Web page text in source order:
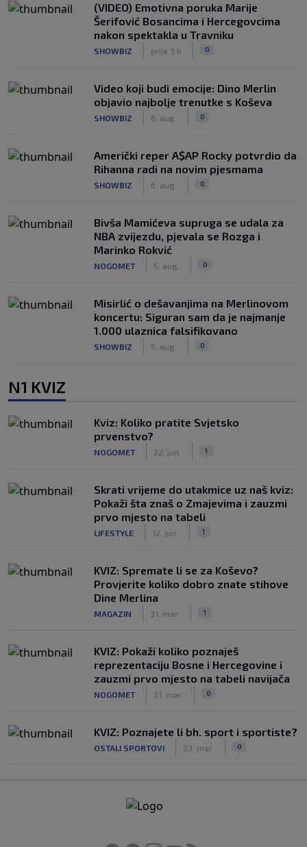
(VIDEO) Emotivna poruka Marije
Šerifović Bosancima i Hercegovcima
nakon spektakla u Travniku
SHOWBIZ prije 3 h 0
Video koji budi emocije: Dino Merlin
objavio najbolje trenutke s Koševa
SHOWBIZ 6. aug. 0
Američki reper A$AP Rocky potvrdio da
Rihanna radi na novim pjesmama
SHOWBIZ 6. aug. 0
Bivša Mamićeva supruga se udala za
NBA zvijezdu, pjevala se Rozga i
Marinko Rokvić
NOGOMET 5. aug. 0
Misirlić o dešavanjima na Merlinovom
koncertu: Siguran sam da je najmanje
1.000 ulaznica falsifikovano
SHOWBIZ 5. aug. 0
N1 KVIZ
Kviz: Koliko pratite Svjetsko
prvenstvo?
NOGOMET 22. jun. 1
Skrati vrijeme do utakmice uz naš kviz:
Pokaži šta znaš o Zmajevima i zauzmi
prvo mjesto na tabeli
LIFESTYLE 12. jun. 1
KVIZ: Spremate li se za Koševo?
Provjerite koliko dobro znate stihove
Dine Merlina
MAGAZIN 31. mar. 1
KVIZ: Pokaži koliko poznaješ
reprezentaciju Bosne i Hercegovine i
zauzmi prvo mjesto na tabeli navijača
NOGOMET 31. mar. 0
KVIZ: Poznajete li bh. sport i sportiste?
OSTALI SPORTOVI 23. mar. 0